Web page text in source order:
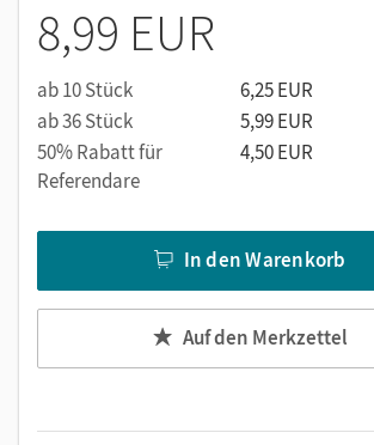
8,99 EUR
ab 10 Stück
6,25 EUR
ab 36 Stück
5,99 EUR
50% Rabatt für
Referendare
4,50 EUR
In den Warenkorb
Auf den Merkzettel